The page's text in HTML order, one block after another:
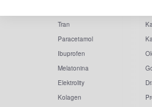
Tran
Paracetamol
Ibuprofen
Melatonina
Elektrolity
Kolagen